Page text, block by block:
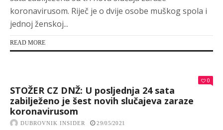
koronavirusom. Riječ je o dvije osobe muškog spola i
jednoj ženskoj...
READ MORE
0
STOŽER CZ DNŽ: U posljednja 24 sata
zabilježeno je šest novih slučajeva zaraze
koronavirusom
DUBROVNIK INSIDER 29/05/2021